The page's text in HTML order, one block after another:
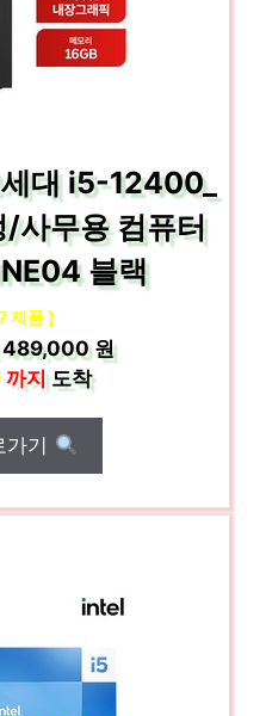
대 i5-12400_
사무용 컴퓨터
블랙
제품 ]
489,000 원
까지도착
가기